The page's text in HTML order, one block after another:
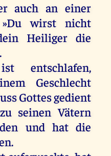
auch an einer
Du wirst nicht
Heiliger die
ist entschlafen,
Geschlecht
Gottesgedient
zu seinen Vätern
und hat die
.